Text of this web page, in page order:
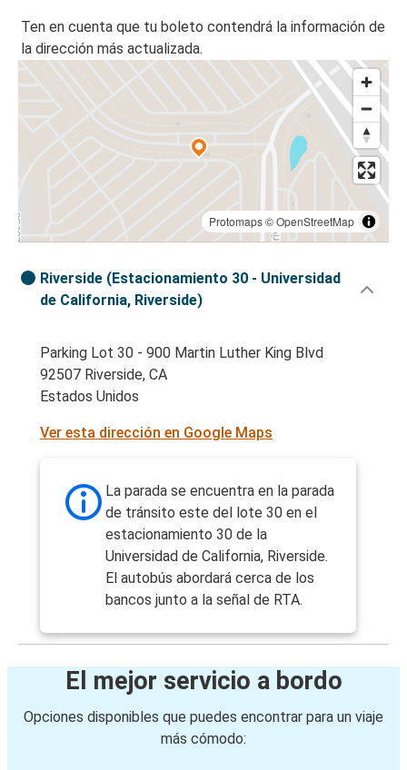
Ten en cuenta que tu boleto contendrá la información de
la dirección más actualizada.
Protomaps©OpenStreetMap
Riverside (Estacionamiento 30 - Universidad
de California, Riverside)
Parking Lot 30 - 900 Martin Luther King Blvd
92507 Riverside, CA
Estados Unidos
Ver esta dirección en Google Maps
La parada se encuentra en la parada
de tránsito este del lote 30 en el
estacionamiento 30 de la
Universidad de California, Riverside.
El autobús abordará cerca de los
bancos junto a la señal de RTA.
El mejor servicio a bordo
Opciones disponibles que puedes encontrar para un viaje
más cómodo: